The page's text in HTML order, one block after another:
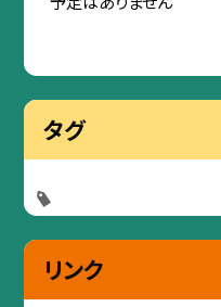
タグ
リンク